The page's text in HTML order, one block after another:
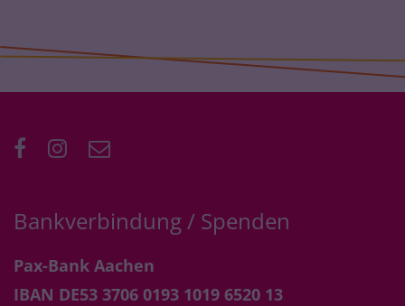
Bankverbindung / Spenden
Pax-Bank Aachen
IBAN DE53 3706 0193 1019 6520 13